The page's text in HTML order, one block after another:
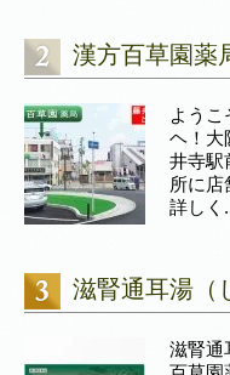
漢方百草園薬
よう
ヘ！大
井寺駅
所に店
詳しく
滋腎通耳湯（
滋腎通